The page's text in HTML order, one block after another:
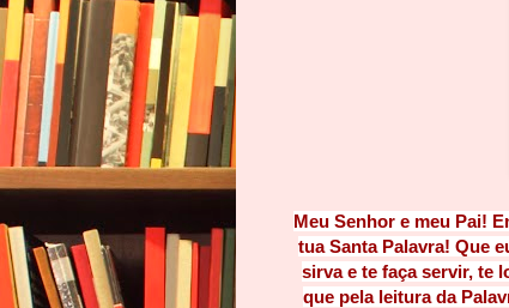
Meu Senhor e meu Pai!
tua Santa Palavra! Que
sirva e te faça servir, te
que pela leitura da